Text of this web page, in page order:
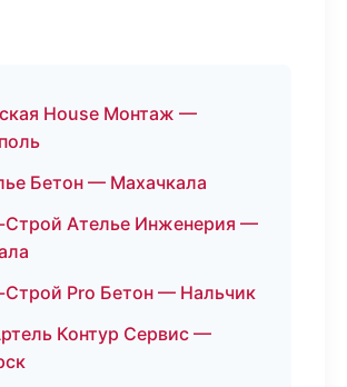
House Монтаж —
Бетон — Махачкала
Строй Ателье Инженерия —
Строй Pro Бетон — Нальчик
Контур Сервис —